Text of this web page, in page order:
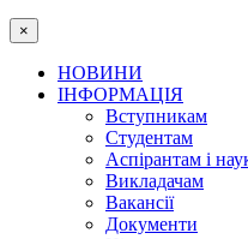
×
НОВИНИ
ІНФОРМАЦІЯ
Вступникам
Студентам
Аспірантам і
Викладачам
Вакансії
Документи